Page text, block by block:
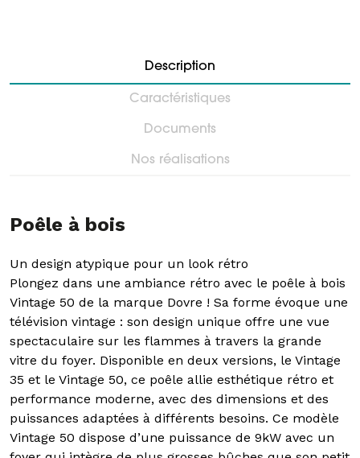
Description
Caractéristiques
Documents
Nos réalisations
Poêle à bois
Un design atypique pour un look rétro
Plongez dans une ambiance rétro avec le poêle à bois
Vintage 50 de la marque Dovre ! Sa forme évoque une
télévision vintage : son design unique offre une vue
spectaculaire sur les flammes à travers la grande
vitre du foyer. Disponible en deux versions, le Vintage
35 et le Vintage 50, ce poêle allie esthétique rétro et
performance moderne, avec des dimensions et des
puissances adaptées à différents besoins. Ce modèle
Vintage 50 dispose d’une puissance de 9kW avec un